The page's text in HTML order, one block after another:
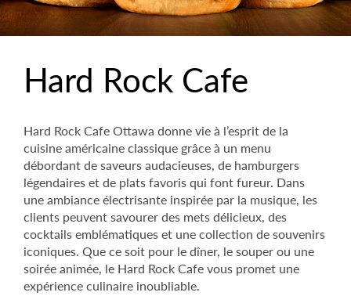
Hard Rock Cafe
Hard Rock Cafe Ottawa donne vie à l’esprit de la
cuisine américaine classique grâce à un menu
débordant de saveurs audacieuses, de hamburgers
légendaires et de plats favoris qui font fureur. Dans
une ambiance électrisante inspirée par la musique, les
clients peuvent savourer des mets délicieux, des
cocktails emblématiques et une collection de souvenirs
iconiques. Que ce soit pour le dîner, le souper ou une
soirée animée, le Hard Rock Cafe vous promet une
expérience culinaire inoubliable.